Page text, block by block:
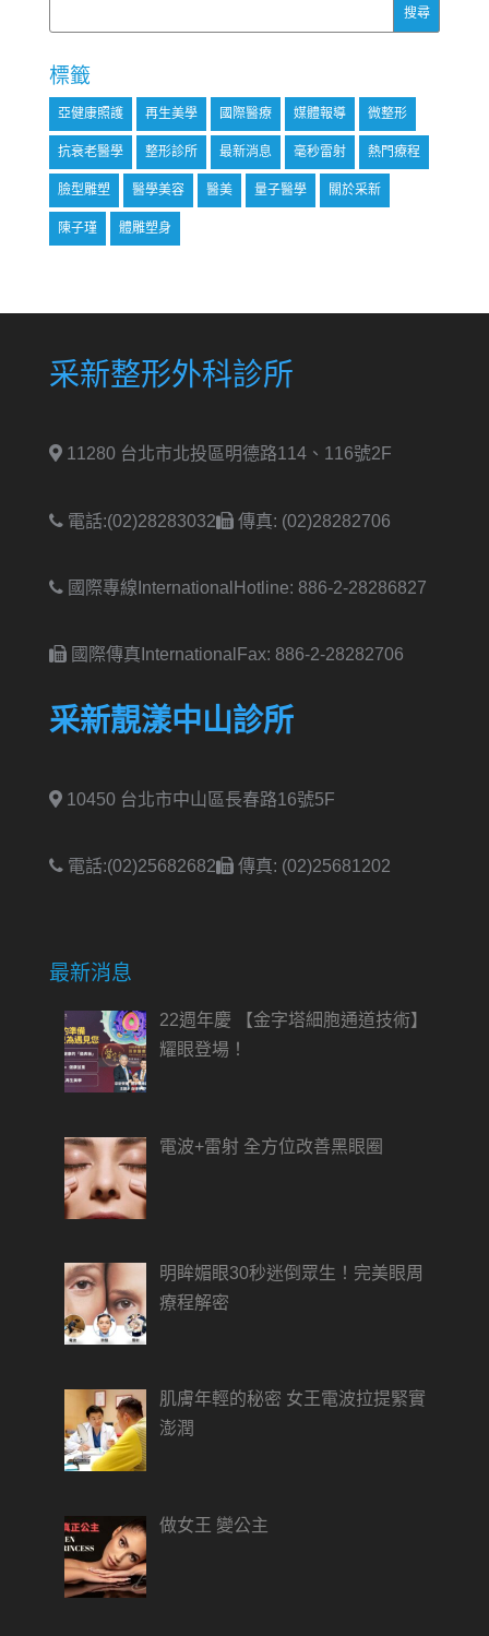
標籤
亞健康照護 再生美學 國際醫療 媒體報導 微整形
抗衰老醫學 整形診所 最新消息 毫秒雷射 熱門療程
臉型雕塑 醫學美容 醫美 量子醫學 關於采新
陳子瑾 體雕塑身
采新整形外科診所
11280 台北市北投區明德路114、116號2F
電話:(02)28283032 傳真: (02)28282706
國際專線International Hotline: 886-2-28286827
國際傳真International Fax: 886-2-28282706
采新靚漾中山診所
10450 台北市中山區長春路16號5F
電話:(02)25682682 傳真: (02)25681202
最新消息
22週年慶 【金字塔細胞通道技術】
耀眼登場！
電波+雷射 全方位改善黑眼圈
明眸媚眼30秒迷倒眾生！完美眼周
療程解密
肌膚年輕的秘密 女王電波拉提緊實
澎潤
做女王 變公主